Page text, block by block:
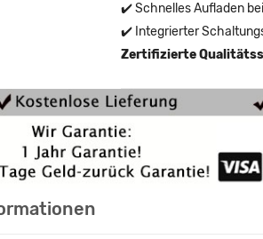
✔️ Schnelles Aufladen
✔️ Integrierter
Zertifizierte